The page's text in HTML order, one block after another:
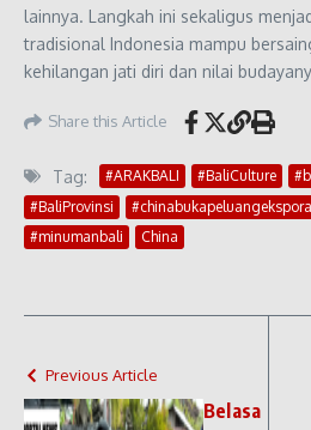
lainnya. Langkah ini sekaligus
tradisional Indonesia mampu
kehilangan jati diri dan nilai
Share this Article
Tag: #ARAKBALI #BaliCulture
#BaliProvinsi
#minumanbali
China
Previous Article
Belasa